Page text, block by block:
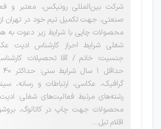
شرکت بین‌المللی رونیکس، معتبر و
صنعتی، جهت تکمیل تیم خود در تهران
محصولات چاپی با شرایط زیر دعوت به
شغلی شرایط احراز کارشناس ادیت
جنسیت: خانم / آقا تحصیلات: کارشناسی
گرافیک، عکاسی، ارتباطات و رسانه،
رشته‌های مرتبط فعالیت‌های شغلی:
محصولات جهت چاپ در کاتالوگ،
اقلام تبل...